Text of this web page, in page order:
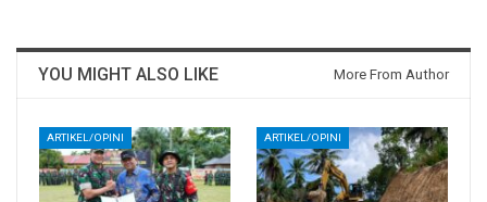
YOU MIGHT ALSO LIKE More From Author
ARTIKEL/OPINI ARTIKEL/OPINI